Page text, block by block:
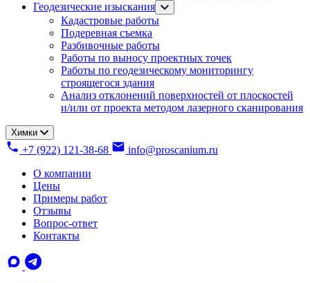
Геодезические изыскания
Кадастровые работы
Подеревная съемка
Разбивочные работы
Работы по выносу проектных точек
Работы по геодезическому мониторингу
строящегося здания
Анализ отклонений поверхностей от плоскостей
и/или от проекта методом лазерного сканирования
Химки
+7 (922) 121-38-68
info@proscanium.ru
О компании
Цены
Примеры работ
Отзывы
Вопрос-ответ
Контакты